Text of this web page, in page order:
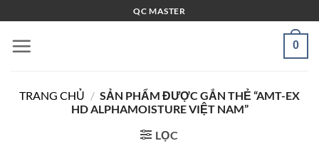
qua
nội
QC MASTER
0
TRANG CHỦ / SẢN PHẨM ĐƯỢC GẮN THẺ “AMT-EX
HD ALPHAMOISTURE VIỆT NAM”
LỌC